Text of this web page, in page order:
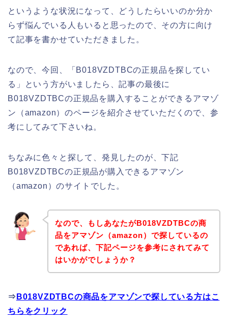
というような状況になって、どうしたらいいのか分か
らず悩んでいる人もいると思ったので、その方に向け
て記事を書かせていただきました。
なので、今回、「B018VZDTBCの正規品を探してい
る」という方がいましたら、記事の最後に
B018VZDTBCの正規品を購入することができるアマゾ
ン（amazon）のページを紹介させていただくので、参
考にしてみて下さいね。
ちなみに色々と探して、発見したのが、下記
B018VZDTBCの正規品が購入できるアマゾン
（amazon）のサイトでした。
なので、もしあなたがB018VZDTBCの商
品をアマゾン（amazon）で探しているの
であれば、下記ページを参考にされてみて
はいかがでしょうか？
⇒ B018VZDTBCの商品をアマゾンで探している方はこ
ちらをクリック